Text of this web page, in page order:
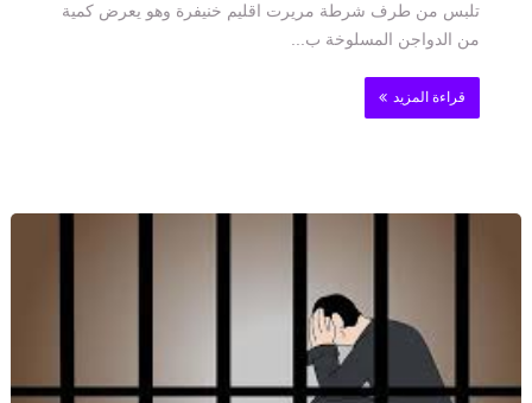
تلبس من طرف شرطة مريرت اقليم خنيفرة وهو يعرض كمية
من الدواجن المسلوخة ب...
قراءة المزيد